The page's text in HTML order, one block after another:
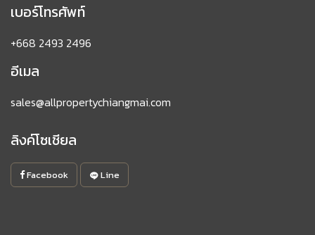
เบอร์โทรศัพท์
+668 2493 2496
อีเมล
sales@allpropertychiangmai.com
ลิงค์โซเชียล
Facebook Line